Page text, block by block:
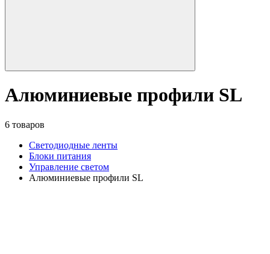
Алюминиевые профили SL
6 товаров
Светодиодные ленты
Блоки питания
Управление светом
Алюминиевые профили SL